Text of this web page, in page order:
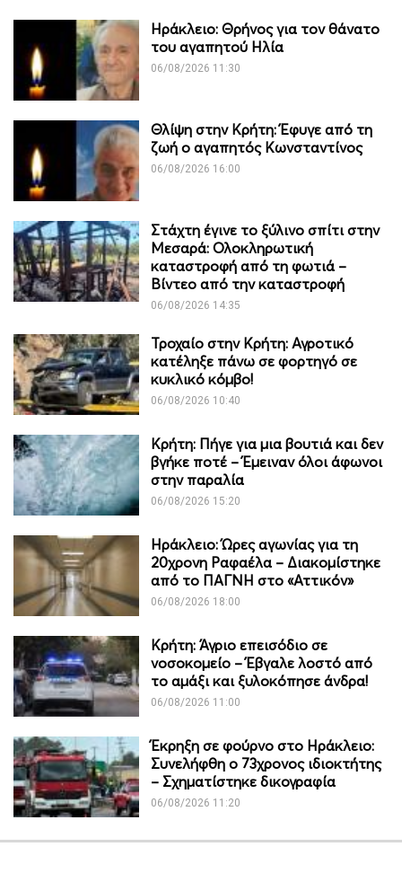
Ηράκλειο: Θρήνος για τον θάνατο
του αγαπητού Ηλία
06/08/2026 11:30
Θλίψη στην Κρήτη: Έφυγε από τη
ζωή ο αγαπητός Κωνσταντίνος
06/08/2026 16:00
Στάχτη έγινε το ξύλινο σπίτι στην
Μεσαρά: Ολοκληρωτική
καταστροφή από τη φωτιά –
Βίντεο από την καταστροφή
06/08/2026 14:35
Τροχαίο στην Κρήτη: Αγροτικό
κατέληξε πάνω σε φορτηγό σε
κυκλικό κόμβο!
06/08/2026 10:40
Κρήτη: Πήγε για μια βουτιά και δεν
βγήκε ποτέ – Έμειναν όλοι άφωνοι
στην παραλία
06/08/2026 15:20
Ηράκλειο: Ώρες αγωνίας για τη
20χρονη Ραφαέλα – Διακομίστηκε
από το ΠΑΓΝΗ στο «Αττικόν»
06/08/2026 18:00
Κρήτη: Άγριο επεισόδιο σε
νοσοκομείο – Έβγαλε λοστό από
το αμάξι και ξυλοκόπησε άνδρα!
06/08/2026 11:00
Έκρηξη σε φούρνο στο Ηράκλειο:
Συνελήφθη ο 73χρονος ιδιοκτήτης
– Σχηματίστηκε δικογραφία
06/08/2026 11:20